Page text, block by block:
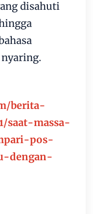
disahuti
berita-
saat-massa-
pos-
dengan-